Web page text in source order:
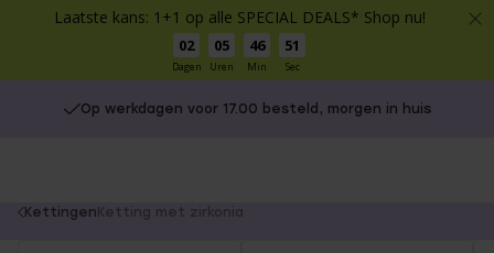
Laatste kans: 1+1 op alle SPECIAL DEALS* Shop nu!
02
Dagen
05
Uren
46
Min
50
Sec
Op werkdagen voor 17.00 besteld, morgen in huis
You
Kettingen Ketting met zirkonia